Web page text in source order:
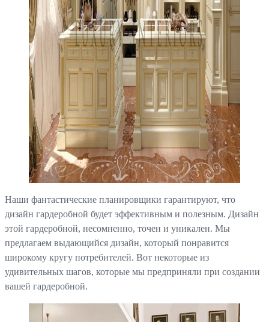
Наши фантастические планировщики гарантируют, что
дизайн гардеробной будет эффективным и полезным. Дизайн
этой гардеробной, несомненно, точен и уникален. Мы
предлагаем выдающийся дизайн, который понравится
широкому кругу потребителей. Вот некоторые из
удивительных шагов, которые мы предприняли при создании
вашей гардеробной.